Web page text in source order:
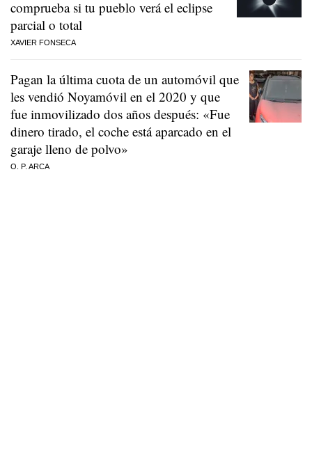
comprueba si tu pueblo verá el eclipse
parcial o total
XAVIER FONSECA
Pagan la última cuota de un automóvil que
les vendió Noyamóvil en el 2020 y que
fue inmovilizado dos años después: «Fue
dinero tirado, el coche está aparcado en el
garaje lleno de polvo»
O. P. ARCA